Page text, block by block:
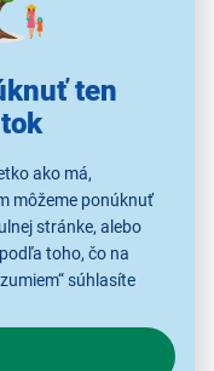
ten
ako má,
môžeme ponúknuť
stránke, alebo
toho, čo na
súhlasíte
reklám.
nás s cookies a
poruke
časti sporáka
rozmerom
uloženieväčšieho
náčinia- všetko